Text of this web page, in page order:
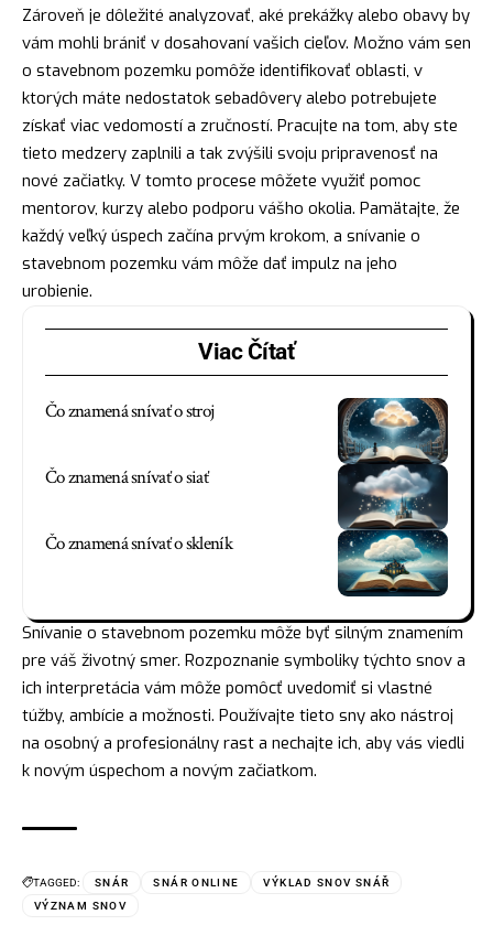
Zároveň je dôležité analyzovať, aké prekážky alebo obavy by
vám mohli brániť v dosahovaní vašich cieľov. Možno vám sen
o stavebnom pozemku pomôže identifikovať oblasti, v
ktorých máte nedostatok sebadôvery alebo potrebujete
získať viac vedomostí a zručností. Pracujte na tom, aby ste
tieto medzery zaplnili a tak zvýšili svoju pripravenosť na
nové začiatky. V tomto procese môžete využiť pomoc
mentorov, kurzy alebo podporu vášho okolia. Pamätajte, že
každý veľký úspech začína prvým krokom, a snívanie o
stavebnom pozemku vám môže dať impulz na jeho
urobienie.
Viac Čítať
Čo znamená snívať o stroj
Čo znamená snívať o siať
Čo znamená snívať o skleník
Snívanie o stavebnom pozemku môže byť silným znamením
pre váš životný smer. Rozpoznanie symboliky týchto snov a
ich interpretácia vám môže pomôcť uvedomiť si vlastné
túžby, ambície a možnosti. Používajte tieto sny ako nástroj
na osobný a profesionálny rast a nechajte ich, aby vás viedli
k novým úspechom a novým začiatkom.
TAGGED: SNÁR SNÁR ONLINE
VÝKLAD SNOV SNÁŘ
VÝZNAM SNOV